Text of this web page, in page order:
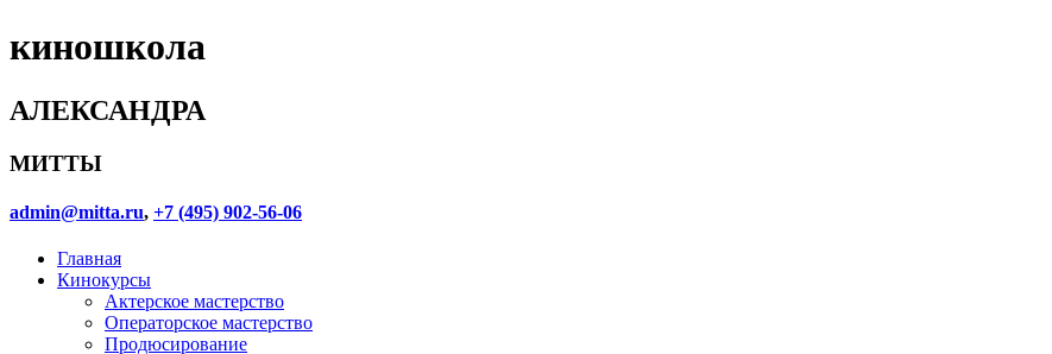
киношкола
АЛЕКСАНДРА
МИТТЫ
admin@mitta.ru, +7 (495) 902-56-06
Главная
Кинокурсы
Актерское мастерство
Операторское мастерство
Продюсирование
1 Частное пионерское 3 (2016)
2
3 Частное пионерское 2 (2015)
4 Наследие (сериал, 2014)
5 Подарок с характером (2014)
Холивар (2013)
... короткометражка